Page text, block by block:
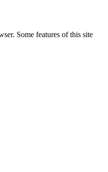
Some features of this site